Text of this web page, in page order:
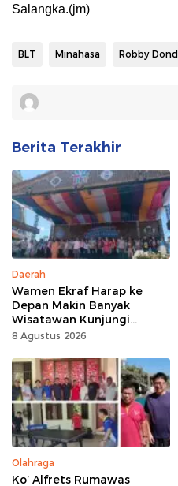
Salangka.(jm)
BLT Minahasa Robby
Berita Terakhir
Daerah
Wamen Ekraf Harap ke
Depan Makin Banyak
Wisatawan Kunjungi
Tomohon
8 Agustus 2026
Olahraga
Ko’ Alfrets Rumawas